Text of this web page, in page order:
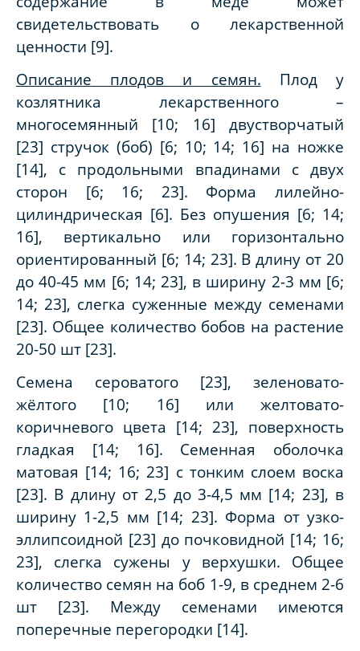
свидетельствовать о лекарственной
ценности [9].
Описание плодов и семян. Плод у
козлятника лекарственного –
многосемянный [10; 16] двустворчатый
[23] стручок (боб) [6; 10; 14; 16] на ножке
[14], с продольными впадинами с двух
сторон [6; 16; 23]. Форма лилейно-
цилиндрическая [6]. Без опушения [6; 14;
16], вертикально или горизонтально
ориентированный [6; 14; 23]. В длину от 20
до 40-45 мм [6; 14; 23], в ширину 2-3 мм [6;
14; 23], слегка суженные между семенами
[23]. Общее количество бобов на растение
20-50 шт [23].
Семена сероватого [23], зеленовато-
жёлтого [10; 16] или желтовато-
коричневого цвета [14; 23], поверхность
гладкая [14; 16]. Семенная оболочка
матовая [14; 16; 23] с тонким слоем воска
[23]. В длину от 2,5 до 3-4,5 мм [14; 23], в
ширину 1-2,5 мм [14; 23]. Форма от узко-
эллипсоидной [23] до почковидной [14; 16;
23], слегка сужены у верхушки. Общее
количество семян на боб 1-9, в среднем 2-6
шт [23]. Между семенами имеются
поперечные перегородки [14].